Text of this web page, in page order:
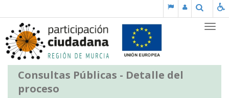
Buscar
Consultas Públicas - Detalle del
proceso